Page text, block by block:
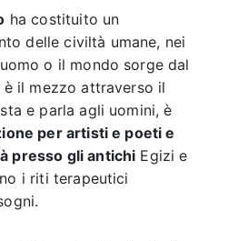
ha costituito un
delle civiltà umane, nei
o il mondo sorge dal
il mezzo attraverso il
e parla agli uomini, è
per artisti e poeti e
presso gli antichi Egizi e
i riti terapeutici